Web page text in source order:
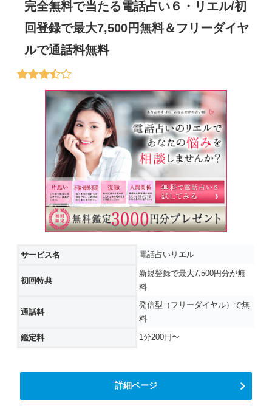
完全無料で当たる電話占い６・リエル/初
回登録で最大7,500円無料＆フリーダイヤ
ルで通話料無料
サービス名 電話占いリエル
初回特典
新規登録で最大7,500円分が無
料
通話料
発信型（フリーダイヤル）で無
料
鑑定料 1分200円〜
詳細ページ